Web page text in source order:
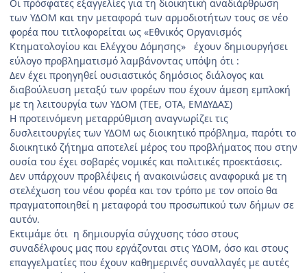
Οι πρόσφατες εξαγγελίες για τη διοικητική αναδιάρθρωση
των ΥΔΟΜ και την μεταφορά των αρμοδιοτήτων τους σε νέο
φορέα που τιτλοφορείται ως «Εθνικός Οργανισμός
Κτηματολογίου και Ελέγχου Δόμησης» έχουν δημιουργήσει
εύλογο προβληματισμό λαμβάνοντας υπόψη ότι :
Δεν έχει προηγηθεί ουσιαστικός δημόσιος διάλογος και
διαβούλευση μεταξύ των φορέων που έχουν άμεση εμπλοκή
με τη λειτουργία των ΥΔΟΜ (ΤΕΕ, ΟΤΑ, ΕΜΔΥΔΑΣ)
Η προτεινόμενη μεταρρύθμιση αναγνωρίζει τις
δυσλειτουργίες των ΥΔΟΜ ως διοικητικό πρόβλημα, παρότι το
διοικητικό ζήτημα αποτελεί μέρος του προβλήματος που στην
ουσία του έχει σοβαρές νομικές και πολιτικές προεκτάσεις.
Δεν υπάρχουν προβλέψεις ή ανακοινώσεις αναφορικά με τη
στελέχωση του νέου φορέα και τον τρόπο με τον οποίο θα
πραγματοποιηθεί η μεταφορά του προσωπικού των δήμων σε
αυτόν.
Εκτιμάμε ότι η δημιουργία σύγχυσης τόσο στους
συναδέλφους μας που εργάζονται στις ΥΔΟΜ, όσο και στους
επαγγελματίες που έχουν καθημερινές συναλλαγές με αυτές